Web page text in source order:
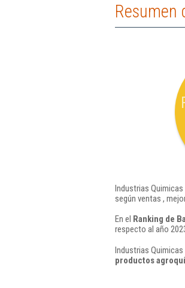
Resumen
Industrias Quimicas
según ventas ,
En el Ranking de
respecto al año
Industrias Quimicas
productos